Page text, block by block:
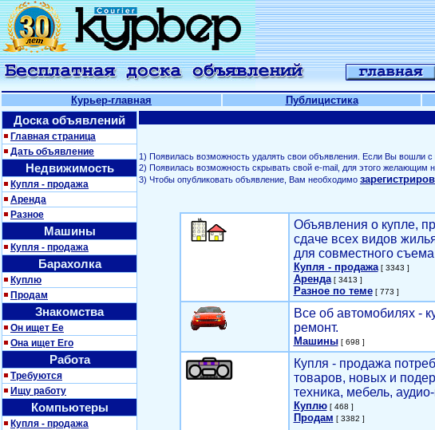
Курьер-главная Публицистика
Доска объявлений
Главная страница
Дать объявление
Недвижимость
Купля - продажа
Аренда
Разное
Машины
Купля - продажа
Барахолка
Куплю
Продам
Знакомства
Он ищет Ее
Она ищет Его
Работа
Требуются
Ищу работу
Компьютеры
Купля - продажа
1) Появилась возможность удалять свои объявления. Если Вы вошли
2) Появилась возможность скрывать свой е-mail, для этого желающим
3) Чтобы опубликовать объявление, Вам необходимо
Объявления о купле,
сдаче всех видов
для совместного
Купля - продажа[ 3343 ]
Аренда[ 3413 ]
Разное по теме[ 773 ]
Все об автомобилях -
ремонт.
Машины[ 698 ]
Купля - продажа
товаров, новых и
техника, мебель,
Куплю[ 468 ]
Продам [ 3382 ]